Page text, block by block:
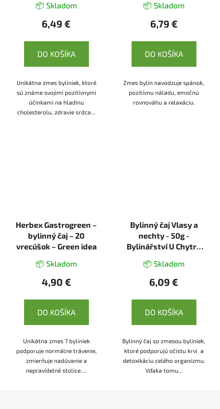
📦 Skladom
6,49 €
DO KOŠÍKA
Unikátna zmes byliniek, ktoré
sú známe svojimi pozitívnymi
účinkami na hladinu
cholesterolu, zdravie srdca...
📦 Skladom
6,79 €
DO KOŠÍKA
Zmes bylín navodzuje spánok,
pozitívnu náladu, emočnú
rovnováhu a relaxáciu.
Herbex Gastrogreen –
bylinný čaj – 20
vrecúšok – Green idea
📦 Skladom
4,90 €
DO KOŠÍKA
Unikátna zmes 7 byliniek
podporuje normálne trávenie,
zmierňuje nadúvanie a
nepravidelné stolice....
Bylinný čaj Vlasy a
nechty - 50g -
Bylinářství U Chytré
📦 Skladom
6,09 €
DO KOŠÍKA
Bylinný čaj so zmesou byliniek,
ktoré podporujú očistu krvi a
detoxikáciu celého organizmu.
Vďaka tomu...